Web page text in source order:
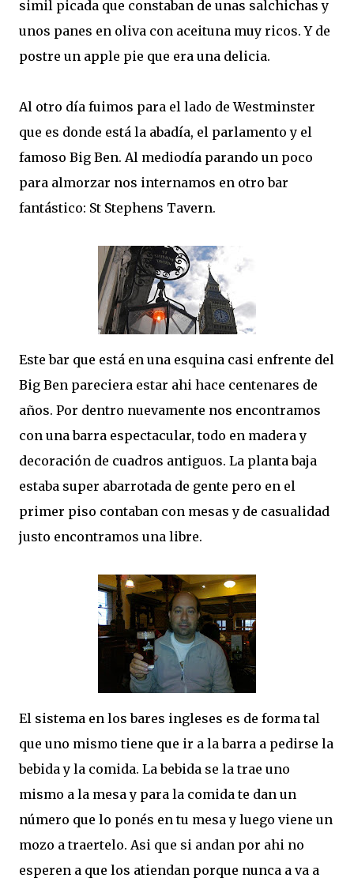
simil picada que constaban de unas salchichas y
unos panes en oliva con aceituna muy ricos. Y de
postre un apple pie que era una delicia.
Al otro día fuimos para el lado de Westminster
que es donde está la abadía, el parlamento y el
famoso Big Ben. Al mediodía parando un poco
para almorzar nos internamos en otro bar
fantástico: St Stephens Tavern.
Este bar que está en una esquina casi enfrente del
Big Ben pareciera estar ahi hace centenares de
años. Por dentro nuevamente nos encontramos
con una barra espectacular, todo en madera y
decoración de cuadros antiguos. La planta baja
estaba super abarrotada de gente pero en el
primer piso contaban con mesas y de casualidad
justo encontramos una libre.
El sistema en los bares ingleses es de forma tal
que uno mismo tiene que ir a la barra a pedirse la
bebida y la comida. La bebida se la trae uno
mismo a la mesa y para la comida te dan un
número que lo ponés en tu mesa y luego viene un
mozo a traertelo. Asi que si andan por ahi no
esperen a que los atiendan porque nunca a va a